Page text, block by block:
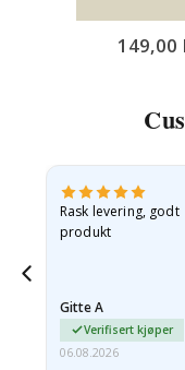
149,00
Rask levering, godt
produkt
Gitte A
Verifisert kjøper
06.08.2026